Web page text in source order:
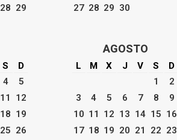
28 29
27 28 29 30
S
D
4
5
11 12
18 19
25 26
AGOSTO
L M X J V S
D
1
2
3
4 5 6 7 8
9
10 11 12 13 14 15 16
17 18 19 20 21 22 23